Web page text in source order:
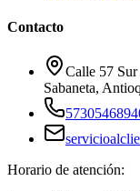
Contacto
Calle 57
Sabaneta,
Horario de atención: